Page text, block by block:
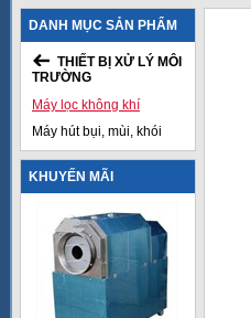
DANH MỤC SẢN PHẨM
THIẾT BỊ XỬ LÝ MÔI
TRƯỜNG
Máy lọc không khí
Máy hút bụi, mùi, khói
KHUYẾN MÃI